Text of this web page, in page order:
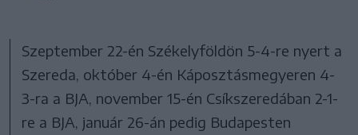
Szeptember 22-én Székelyföldön 5-4-re nyert a
Szereda, október 4-én Káposztásmegyeren 4-
3-ra a BJA, november 15-én Csíkszeredában 2-1-
re a BJA, január 26-án pedig Budapesten